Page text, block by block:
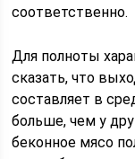
соответственно.
Для полноты
сказать, что
составляет в
больше, чем у
беконное мясо